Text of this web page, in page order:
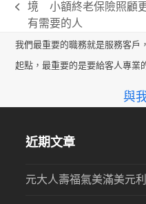
previous
post:
境 小額終老保險照顧
有需要的人
我們最重要的職務就是服務客戶
起點，最重要的是要給客人專業
與
近期文章
元大人壽福氣美滿美元